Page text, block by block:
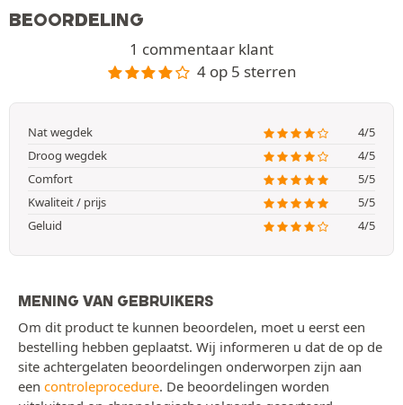
BEOORDELING
1 commentaar klant
4 op 5 sterren
Nat wegdek
4/5
Droog wegdek
4/5
Comfort
5/5
Kwaliteit / prijs
5/5
Geluid
4/5
MENING VAN GEBRUIKERS
Om dit product te kunnen beoordelen, moet u eerst een
bestelling hebben geplaatst. Wij informeren u dat de op de
site achtergelaten beoordelingen onderworpen zijn aan
een controleprocedure. De beoordelingen worden